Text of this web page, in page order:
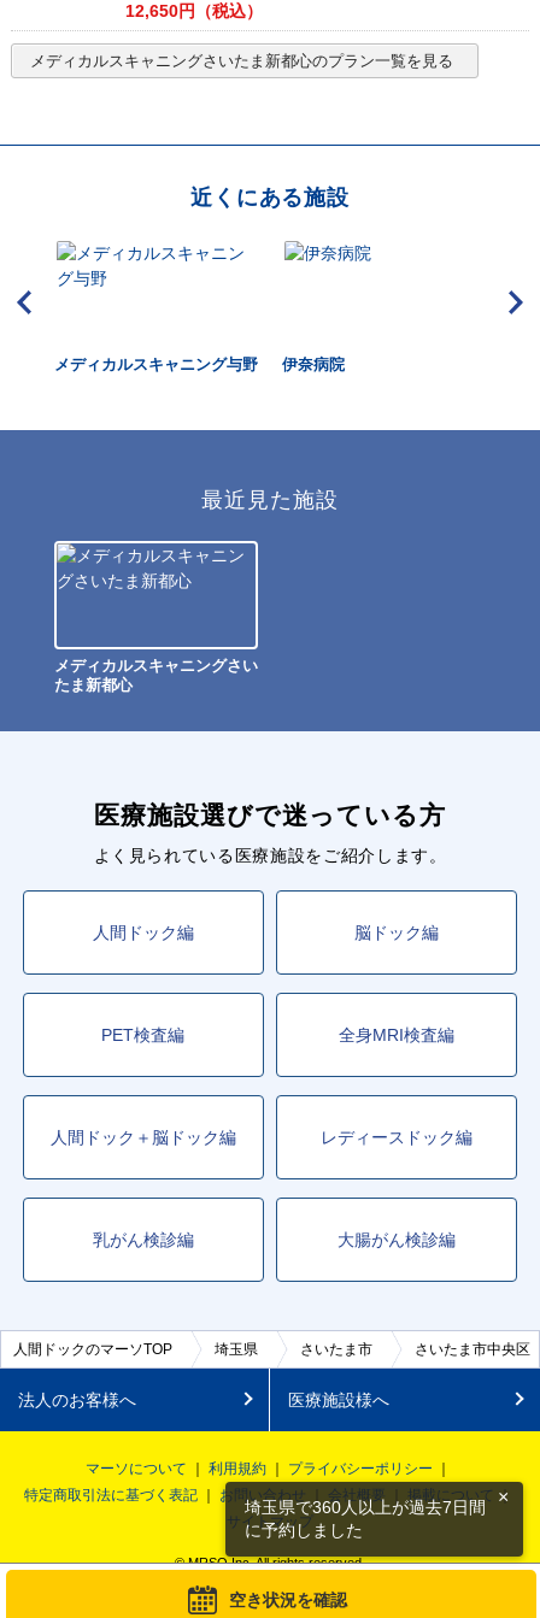
空き状況を確認
12,650円（税込）
メディカルスキャニングさいたま新都心のプラン一覧を見る
近くにある施設
メディカルスキャニング与野 伊奈病院
最近見た施設
メディカルスキャニングさい
たま新都心
医療施設選びで迷っている方
よく見られている医療施設をご紹介します。
人間ドック編 脳ドック編
PET検査編 全身MRI検査編
人間ドック＋脳ドック編 レディースドック編
乳がん検診編 大腸がん検診編
人間ドックのマーソTOP 埼玉県 さいたま市 さいたま市中央区
法人のお客様へ 医療施設様へ
マーソについて 利用規約
プライバシーポリシー
特定商取引法に基づく表記
お問い合わせ 会社概要
掲載について
サイトマップ
© MRSO Inc. All rights reserved.
埼玉県で360人以上が過去7日間
に予約しました
×